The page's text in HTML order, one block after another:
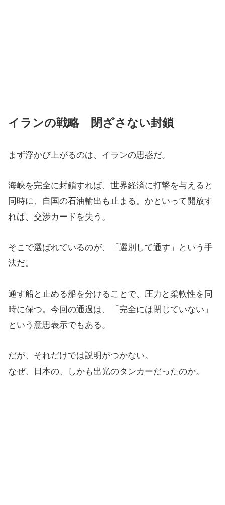
イランの戦略 閉ざさない封鎖
まず浮かび上がるのは、イランの思惑だ。
海峡を完全に封鎖すれば、世界経済に打撃を与えると
同時に、自国の石油輸出も止まる。かといって開放す
れば、交渉カードを失う。
そこで選ばれているのが、「選別して通す」という手
法だ。
通す船と止める船を分けることで、圧力と柔軟性を同
時に保つ。今回の通過は、「完全には閉じていない」
という意思表示でもある。
だが、それだけでは説明がつかない。
なぜ、日本の、しかも出光のタンカーだったのか。